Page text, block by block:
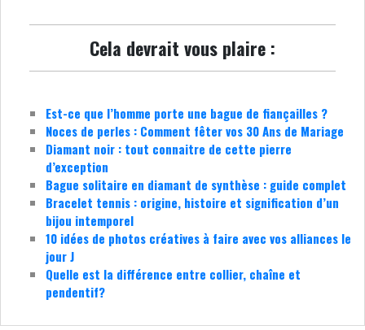
Cela devrait vous plaire :
Est-ce que l’homme porte une bague de fiançailles ?
Noces de perles : Comment fêter vos 30 Ans de Mariage
Diamant noir : tout connaitre de cette pierre
d’exception
Bague solitaire en diamant de synthèse : guide complet
Bracelet tennis : origine, histoire et signification d’un
bijou intemporel
10 idées de photos créatives à faire avec vos alliances le
jour J
Quelle est la différence entre collier, chaîne et
pendentif?